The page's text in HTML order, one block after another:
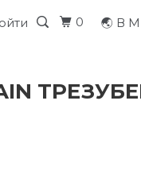
0 🌏 В